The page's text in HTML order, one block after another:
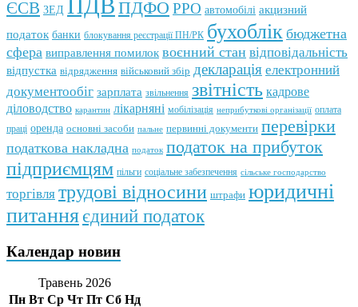
ЄСВ ЗЕД ПДВ ПДФО РРО автомобілі акцизний
податок банки блокування реєстрації ПН/РК бухоблік бюджетна
сфера виправлення помилок воєнний стан відповідальність
відпустка відрядження військовий збір декларація електронний
документообіг зарплата звільнення звітність кадрове
діловодство карантин лікарняні мобілізація неприбуткові організації оплата
праці оренда основні засоби пальне первинні документи перевірки
податкова накладна податок податок на прибуток
підприємцям пільги соціальне забезпечення сільське господарство
торгівля трудові відносини штрафи юридичні
питанняєдиний податок
Календар новин
Травень 2026
Пн Вт Ср Чт Пт Сб Нд